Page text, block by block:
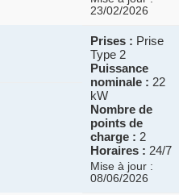
23/02/2026
Prises : Prise
Type 2
Puissance
nominale : 22
kW
Nombre de
points de
charge : 2
Horaires : 24/7
Mise à jour :
08/06/2026